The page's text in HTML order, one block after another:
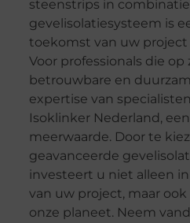
steenstrips in
gevelisolatiesysteem is
toekomst van uw
Voor professionals die op
betrouwbare en
expertise van
Isoklinker Nederland,
meerwaarde. Door te
geavanceerde
investeert u niet alleen
van uw project, maar
onze planeet. Neem